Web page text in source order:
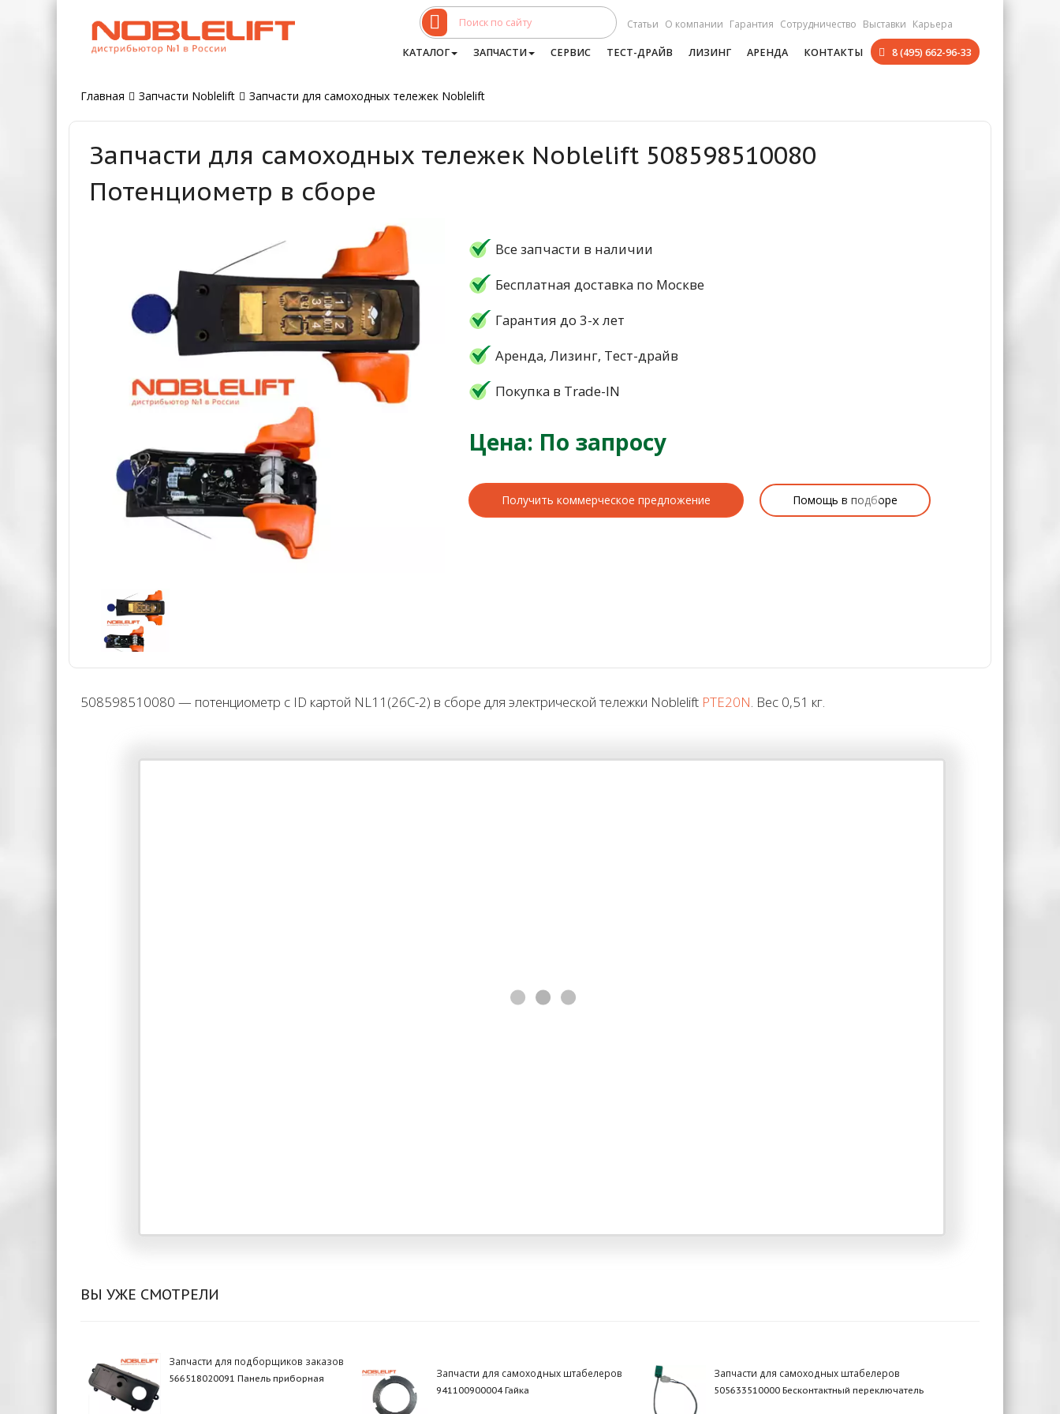
Статьи О компании Гарантия Сотрудничество Выставки Карьера
КАТАЛОГ ЗАПЧАСТИ СЕРВИС ТЕСТ-ДРАЙВ ЛИЗИНГ АРЕНДА КОНТАКТЫ 8 (495) 662-96-33
Главная Запчасти Noblelift Запчасти для самоходных тележек Noblelift
Запчасти для самоходных тележек Noblelift 508598510080
Потенциометр в сборе
Все запчасти в наличии
Бесплатная доставка по Москве
Гарантия до 3-х лет
Аренда, Лизинг, Тест-драйв
Покупка в Trade-IN
Цена: По запросу
Получить коммерческое предложение Помощь в подборе
508598510080 — потенциометр с ID картой NL11(26C-2) в сборе для электрической тележки Noblelift PTE20N. Вес 0,51 кг.
ВЫ УЖЕ СМОТРЕЛИ
Запчасти для подборщиков заказов
566518020091 Панель приборная Запчасти для самоходных штабелеров
941100900004 Гайка
Запчасти для самоходных штабелеров
505633510000 Бесконтактный переключатель